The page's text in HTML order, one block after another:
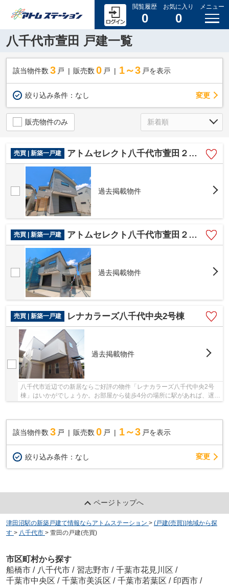
閲覧履歴
0
お気に入り
0
メニュー
八千代市萱田 戸建一覧
該当物件数 3 戸 販売数 0 戸 1～3 戸を表示
絞り込み条件： なし 変更
販売物件のみ
売買 | 新築一戸建 アトムセレクト八千代市萱田２期 １号棟
過去掲載物件
売買 | 新築一戸建 アトムセレクト八千代市萱田２期２号棟
過去掲載物件
売買 | 新築一戸建 レナカラーズ八千代中央2号棟
過去掲載物件
八千代市近辺での新居ならご好評の物件「レナカラーズ八千代中央2号
棟」はいかがでしょうか。お部屋から徒歩4分の場所に駅があれば、遅刻
該当物件数 3 戸 販売数 0 戸 1～3 戸を表示
絞り込み条件： なし 変更
ページトップへ
津田沼駅の新築戸建て情報ならアトムステーション > (戸建(売買))地域から探
す > 八千代市 > 萱田の戸建(売買)
市区町村から探す
船橋市 / 八千代市 / 習志野市 / 千葉市花見川区 /
千葉市中央区 / 千葉市美浜区 / 千葉市若葉区 / 印西市 /